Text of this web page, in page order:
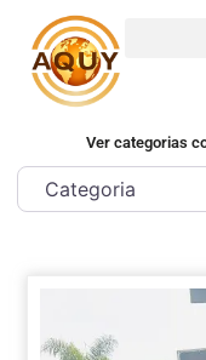
Ver categorias